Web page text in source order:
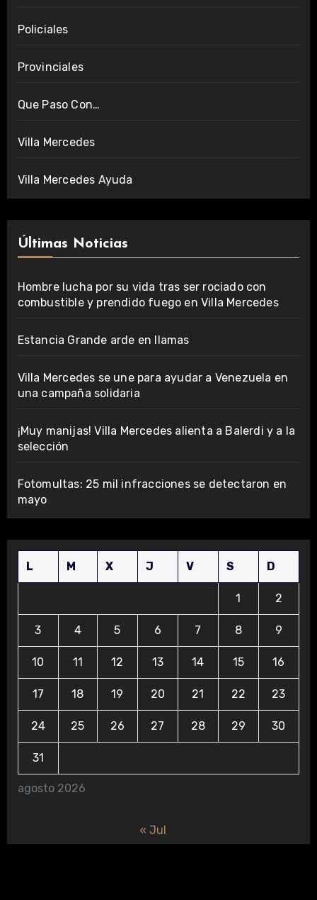
Policiales
Provinciales
Que Paso Con…
Villa Mercedes
Villa Mercedes Ayuda
Últimas Noticias
Hombre lucha por su vida tras ser rociado con
combustible y prendido fuego en Villa Mercedes
Estancia Grande arde en llamas
Villa Mercedes se une para ayudar a Venezuela en
una campaña solidaria
¡Muy manijas! Villa Mercedes alienta a Balerdi y a la
selección
Fotomultas: 25 mil infracciones se detectaron en
mayo
agosto 2026
L M X J V S D
1 2
3 4 5 6 7 8 9
10 11 12 13 14 15 16
17 18 19 20 21 22 23
24 25 26 27 28 29 30
31
« Jul